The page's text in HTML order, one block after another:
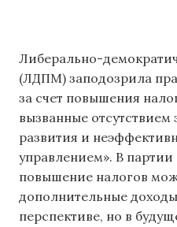
Либерально-
(ЛДПМ) заподозрила
за счет повышения
вызванные отсутствием
развития и
управлением». В партии
повышение налогов
дополнительные
перспективе, но в